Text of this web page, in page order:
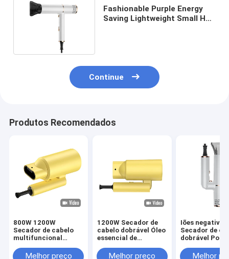
Fashionable Purple Energy
Saving Lightweight Small Hair
Continue
Produtos Recomendados
800W 1200W
Secador de cabelo
multifuncional
Essência de óleo bico
Melhor preço
1200W Secador de
cabelo dobrável Óleo
essencial de
cabelo Nova
Melhor preço
Iões negativos
Secador de
dobrável
Blow Secador
Melhor